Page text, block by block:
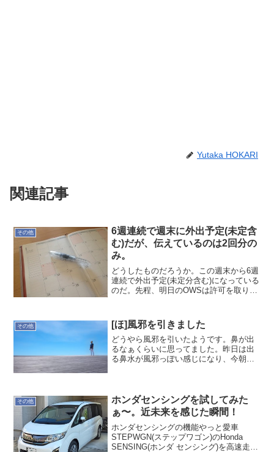
Yutaka HOKARI
関連記事
その他
6週連続で週末に外出予定(未定含
む)だが、伝えているのは2回分の
み。
どうしたものだろうか。この週末から6週
連続で外出予定(未定分含む)になっている
のだ。先程、明日のOWSは許可を取りま
らんぼ狩り&BBQ（済）6/20 DP...
その他 [ほ]風邪を引きました
どうやら風邪を引いたようです。鼻が出
るなぁくらいに思ってました。昨日は出
る鼻水が風邪っぽい感じになり、今朝の
状態になってきました。鼻...
その他
ホンダセンシングを試してみた
ぁ〜。近未来を感じた瞬間！
ホンダセンシングの機能やっと愛車
STEPWGN(ステップワゴン)のHonda
SENSING(ホンダ センシング)を高速走行